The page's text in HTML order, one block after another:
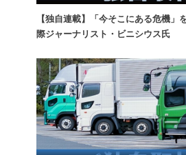
【独自連載】「今そこにある危機
際ジャーナリスト・ビニシウス氏